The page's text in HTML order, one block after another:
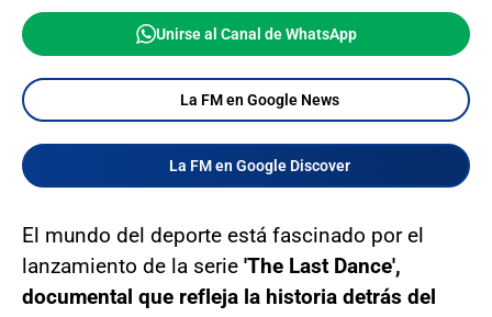
Unirse al Canal de WhatsApp
La FM en Google News
La FM en Google Discover
El mundo del deporte está fascinado por el
lanzamiento de la serie 'The Last Dance',
documental que refleja la historia detrás del